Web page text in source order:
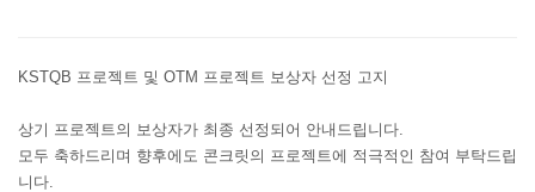
KSTQB 프로젝트 및 OTM 프로젝트 보상자 선정 고지
상기 프로젝트의 보상자가 최종 선정되어 안내드립니다.
모두 축하드리며 향후에도 콘크릿의 프로젝트에 적극적인 참여 부탁드립
니다.